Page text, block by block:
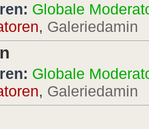
Globale
, Galeriedamin
Globale
, Galeriedamin